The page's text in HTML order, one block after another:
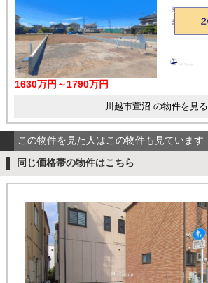
1630万円～1790万円
川越市萱沼 の物件を見る
この物件を見た人はこの物件も見ています
同じ価格帯の物件はこちら